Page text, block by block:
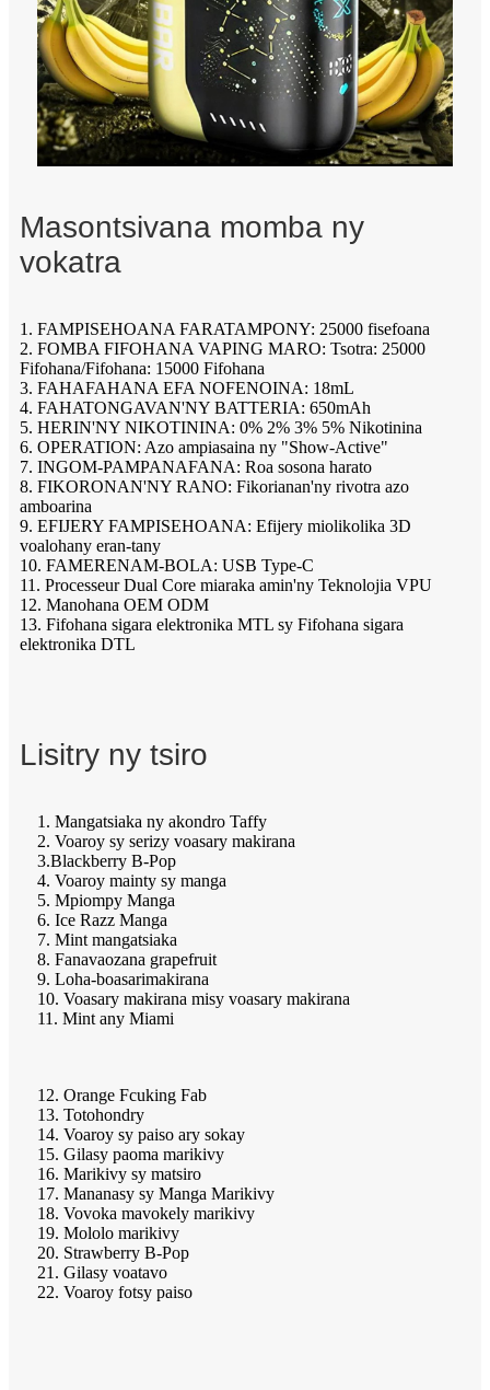
Masontsivana momba ny
vokatra
1. FAMPISEHOANA FARATAMPONY: 25000 fisefoana
2. FOMBA FIFOHANA VAPING MARO: Tsotra: 25000
Fifohana/Fifohana: 15000 Fifohana
3. FAHAFAHANA EFA NOFENOINA: 18mL
4. FAHATONGAVAN'NY BATTERIA: 650mAh
5. HERIN'NY NIKOTININA: 0% 2% 3% 5% Nikotinina
6. OPERATION: Azo ampiasaina ny "Show-Active"
7. INGOM-PAMPANAFANA: Roa sosona harato
8. FIKORONAN'NY RANO: Fikorianan'ny rivotra azo
amboarina
9. EFIJERY FAMPISEHOANA: Efijery miolikolika 3D
voalohany eran-tany
10. FAMERENAM-BOLA: USB Type-C
11. Processeur Dual Core miaraka amin'ny Teknolojia VPU
12. Manohana OEM ODM
13. Fifohana sigara elektronika MTL sy Fifohana sigara
elektronika DTL
Lisitry ny tsiro
1. Mangatsiaka ny akondro Taffy
2. Voaroy sy serizy voasary makirana
3.Blackberry B-Pop
4. Voaroy mainty sy manga
5. Mpiompy Manga
6. Ice Razz Manga
7. Mint mangatsiaka
8. Fanavaozana grapefruit
9. Loha-boasarimakirana
10. Voasary makirana misy voasary makirana
11. Mint any Miami
12. Orange Fcuking Fab
13. Totohondry
14. Voaroy sy paiso ary sokay
15. Gilasy paoma marikivy
16. Marikivy sy matsiro
17. Mananasy sy Manga Marikivy
18. Vovoka mavokely marikivy
19. Mololo marikivy
20. Strawberry B-Pop
21. Gilasy voatavo
22. Voaroy fotsy paiso